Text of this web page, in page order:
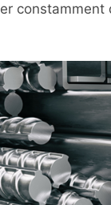
constamment